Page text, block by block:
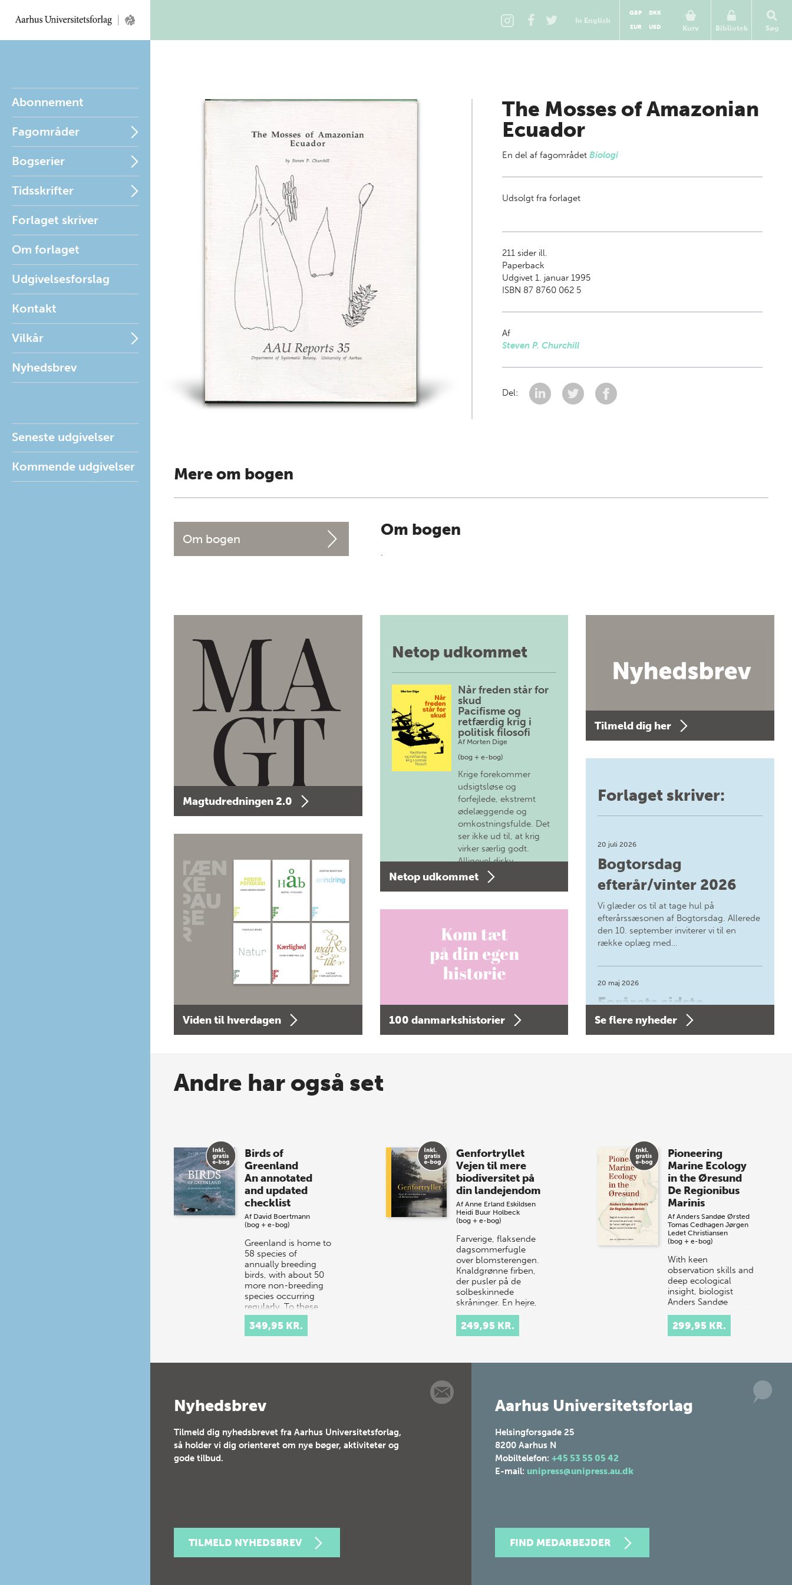
In English
Kurv
GBP
DKK
EUR
USD Bibliotek Søg
Abonnement
Fagområder
Bogserier
Tidsskrifter
Forlaget skriver
Om forlaget
Udgivelsesforslag
Kontakt
Vilkår
Nyhedsbrev
Seneste udgivelser
Kommende udgivelser
The Mosses of Amazonian
Ecuador
En del af fagområdet Biologi
Udsolgt fra forlaget
211sider ill.
Paperback
Udgivet 1. januar 1995
ISBN 87 8760 062 5
Af
Steven P. Churchill
Del:
Mere om bogen
Om bogen Om bogen
.
Magtudredningen 2.0
Viden til hverdagen
Netop udkommet
Når freden står for
skud
Pacifisme og
retfærdig krig i
politisk filosofi
Af Morten Dige
(bog + e-bog)
Krige forekommer
udsigtsløse og
forfejlede, ekstremt
ødelæggende og
omkostningsfulde. Det
ser ikke ud til, at krig
virker særlig godt.
Alligevel diskv…
Netop udkommet
100 danmarkshistorier
Tilmeld dig her
Forlaget skriver:
20 juli 2026
Bogtorsdag
efterår/vinter 2026
Vi glæder os til at tage hul på
efterårssæsonen af Bogtorsdag. Allerede
den 10. september inviterer vi til en
række oplæg med…
20 maj 2026
Forårets sidste
Bogtorsdag 11. juni
Spar op til 70% til
sommer-lagersalg!
Vi gentager succesen og inviterer igen i
år til vores store sommer-lagersalg,
så sæt kryds i kalenderen onsdag den
10. j…
Se flere nyheder
Andre har også set
Birds of
Greenland
An annotated
and updated
checklist
Af David Boertmann
(bog + e-bog)
Greenland is home to
58 species of
annually breeding
birds, with about 50
more non-breeding
species occurring
regularly. To these
numbers can be
added…
349,95 KR.
Genfortryllet
Vejen til mere
biodiversitet på
din landejendom
Af Anne Erland Eskildsen
Heidi Buur Holbeck
(bog + e-bog)
Farverige, flaksende
dagsommerfugle
over blomsterengen.
Knaldgrønne firben,
der pusler på de
solbeskinnede
skråninger. En hejre,
der dukker frem fra
m…
249,95 KR.
Pioneering
Marine Ecology
in the Øresund
De Regionibus
Marinis
AfAnders Sandøe Ørsted
Tomas Cedhagen Jørgen
Ledet Christiansen
(bog + e-bog)
With keen
observation skills and
deep ecological
insight, biologist
Anders Sandøe
life throughout the
Øresund – a small
299,95 KR.
Nyhedsbrev
Tilmeld dig nyhedsbrevet fra Aarhus Universitetsforlag,
så holder vi dig orienteret om nye bøger, aktiviteter og
gode tilbud.
TILMELD NYHEDSBREV
Aarhus Universitetsforlag
Helsingforsgade 25
8200 Aarhus N
Mobiltelefon: +45 53 55 05 42
E-mail: unipress@unipress.au.dk
FIND MEDARBEJDER